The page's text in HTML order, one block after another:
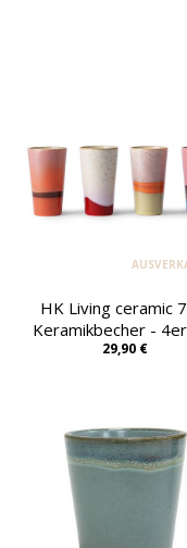
HK Living ceramic
Keramikbecher -
29,90 €